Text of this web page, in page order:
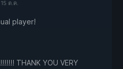
15 ต.ค.
player!
THANK YOU VERY